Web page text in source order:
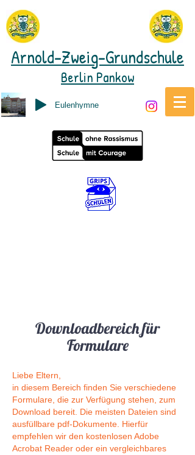
Arnold-Zweig-Grundschule
Berlin Pankow
Eulenhymne
Downloadbereich für
Formulare
Liebe Eltern,
in diesem Bereich finden Sie verschiedene
Formulare, die zur Verfügung stehen, zum
Download bereit. Die meisten Dateien sind
ausfüllbare pdf-Dokumente. Hierfür
empfehlen wir den kostenlosen Adobe
Acrobat Reader oder ein vergleichbares